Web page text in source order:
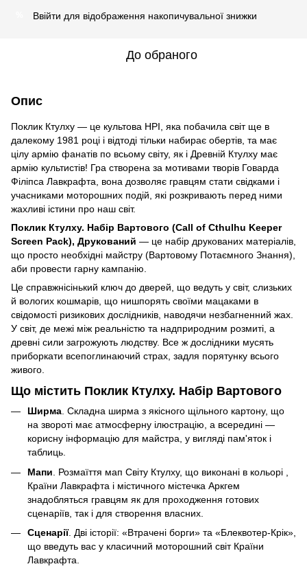
Ввійти для відображення накопичувальної знижки
До обраного
Опис
Поклик Ктулху — це культова НРІ, яка побачила світ ще в
далекому 1981 році і відтоді тільки набирає обертів, та має
цілу армію фанатів по всьому світу, як і Древній Ктулху має
армію культистів! Гра створена за мотивами творів Говарда
Філіпса Лавкрафта, вона дозволяє гравцям стати свідками і
учасниками моторошних подій, які розкривають перед ними
жахливі істини про наш світ.
Поклик Ктулху. Набір Вартового (Call of Cthulhu Keeper
Screen Pack), Друкований — це набір друкованих матеріалів,
що просто необхідні майстру (Вартовому Потаємного Знання),
аби провести гарну кампанію.
Це справжнісінький ключ до дверей, що ведуть у світ, слизьких
й вологих кошмарів, що нишпорять своїми мацаками в
свідомості ризикових дослідників, наводячи незбагненний жах.
У світ, де межі між реальністю та надприродним розмиті, а
древні сили загрожують людству. Все ж дослідники мусять
приборкати всепоглинаючий страх, задля порятунку всього
живого.
Що містить Поклик Ктулху. Набір Вартового
Ширма . Складна ширма з якісного щільного картону, що
на звороті має атмосферну ілюстрацію, а всередині —
корисну інформацію для майстра, у вигляді пам'яток і
таблиць.
Мапи . Розмаїття мап Світу Ктулху, що виконані в кольорі ,
Країни Лавкрафта і містичного містечка Аркгем
знадобляться гравцям як для проходження готових
сценаріїв, так і для створення власних.
Сценарії. Дві історії: «Втрачені борги» та «Блеквотер-Крік»,
що введуть вас у класичний моторошний світ Країни
Лавкрафта.